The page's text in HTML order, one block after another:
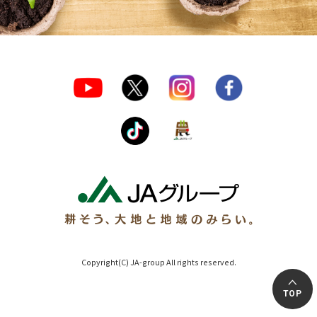
Copyright(C) JA-group All rights reserved.
TOP